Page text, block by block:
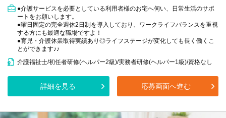
●介護サービスを必要としている利用者様のお宅へ伺い、日常生活のサポ
ートをお願いします。
●曜日固定の完全週休2日制を導入しており、ワークライフバランスを重視
する方にも最適な職場ですよ！
●育児・介護休業取得実績あり◎ライフステージが変化しても長く働くこ
とができます♪♪
介護福祉士/初任者研修(ヘルパー2級)/実務者研修(ヘルパー1級)/資格なし
詳細を見る 応募画面へ進む